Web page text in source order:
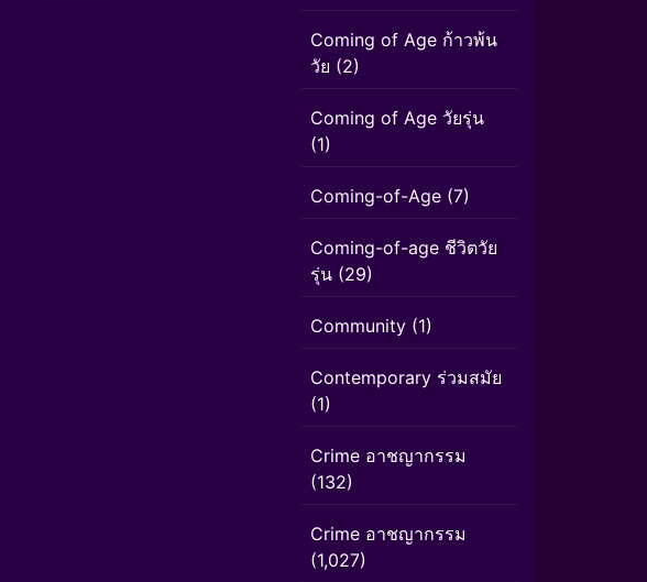
Coming of Age ก้าวพ้น
วัย (2)
Coming of Age วัยรุ่น
(1)
Coming-of-Age (7)
Coming-of-age ชีวิตวัย
รุ่น (29)
Community (1)
Contemporary ร่วมสมัย
(1)
Crime อาชญากรรม
(132)
Crime อาชญากรรม
(1,027)